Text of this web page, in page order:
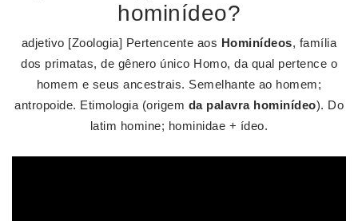
hominídeo?
adjetivo [Zoologia] Pertencente aos Hominídeos, família
dos primatas, de gênero único Homo, da qual pertence o
homem e seus ancestrais. Semelhante ao homem;
antropoide. Etimologia (origem da palavra hominídeo). Do
latim homine; hominidae + ídeo.